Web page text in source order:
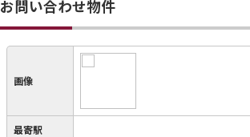
お問い合わせ物件
画像
最寄駅